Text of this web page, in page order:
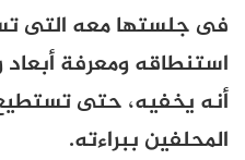
فى جلستها معه التى
استنطاقه ومعرفة أبعاد
أنه يخفيه، حتى
المحلفين ببراءته.